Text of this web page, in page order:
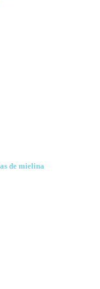
de mielina